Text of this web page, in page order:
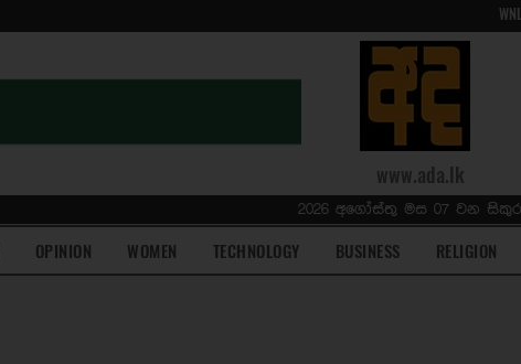
www.ada.lk
2026 අගෝස්තු මස 07 වන
OPINION WOMEN TECHNOLOGY BUSINESS RELIGION